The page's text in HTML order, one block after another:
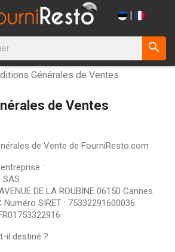
|
search
Générales de Ventes
de Ventes
de Vente de FourniResto.com
:
DE LA ROUBINE 06150 Cannes
Numéro SIRET : 75332291600036
il destiné ?